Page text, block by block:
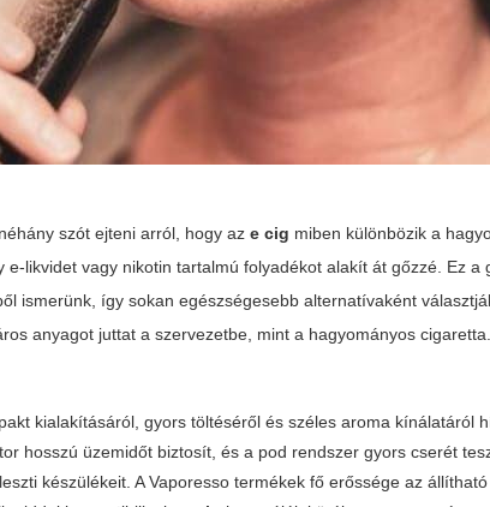
szót ejteni arról, hogy aze cig miben különbözik a
likvidet vagy nikotin tartalmú folyadékot alakít át gőzzé. Ez a
ismerünk, így sokan egészségesebb alternatívaként
anyagot juttat a szervezetbe, mint a hagyományos cigaretta.
kialakításáról, gyors töltéséről és széles aroma kínálatáról
hosszú üzemidőt biztosít, és a pod rendszer gyors cserét
készülékeit. A Vaporesso termékek fő erőssége az